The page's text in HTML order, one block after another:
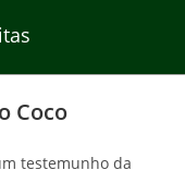
Coco
testemunho da